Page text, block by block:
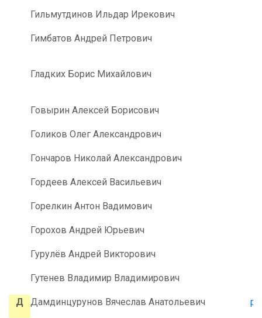
Гильмутдинов Ильдар Ирекович
Гимбатов Андрей Петрович
Гладких Борис Михайлович
Говырин Алексей Борисович
Голиков Олег Александрович
Гончаров Николай Александрович
Гордеев Алексей Васильевич
Горелкин Антон Вадимович
Горохов Андрей Юрьевич
Гурулёв Андрей Викторович
Гутенев Владимир Владимирович
Д Дамдинцурунов Вячеслав Анатольевич